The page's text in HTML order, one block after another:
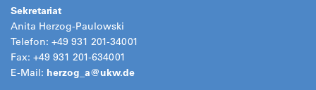
Sekretariat
Anita Herzog-Paulowski
Telefon: +49 931 201-34001
Fax: +49 931 201-634001
E-Mail: herzog_a@ukw.de